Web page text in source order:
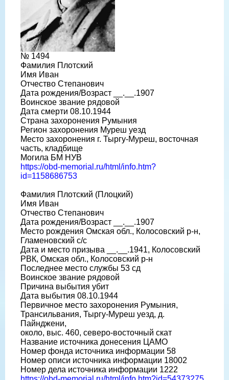
№ 1494
Фамилия Плотский
Имя Иван
Отчество Степанович
Дата рождения/Возраст __.__.1907
Воинское звание рядовой
Дата смерти 08.10.1944
Страна захоронения Румыния
Регион захоронения Муреш уезд
Место захоронения г. Тыргу-Муреш, восточная
часть, кладбище
Могила БМ НУВ
https://obd-memorial.ru/html/info.htm?
id=1158686753
Фамилия Плотский (Плоцкий)
Имя Иван
Отчество Степанович
Дата рождения/Возраст __.__.1907
Место рождения Омская обл., Колосовский р-н,
Гламеновский с/с
Дата и место призыва __.__.1941, Колосовский
РВК, Омская обл., Колосовский р-н
Последнее место службы 53 сд
Воинское звание рядовой
Причина выбытия убит
Дата выбытия 08.10.1944
Первичное место захоронения Румыния,
Трансильвания, Тыргу-Муреш уезд, д.
Пайнджени,
около, выс. 460, северо-восточный скат
Название источника донесения ЦАМО
Номер фонда источника информации 58
Номер описи источника информации 18002
Номер дела источника информации 1222